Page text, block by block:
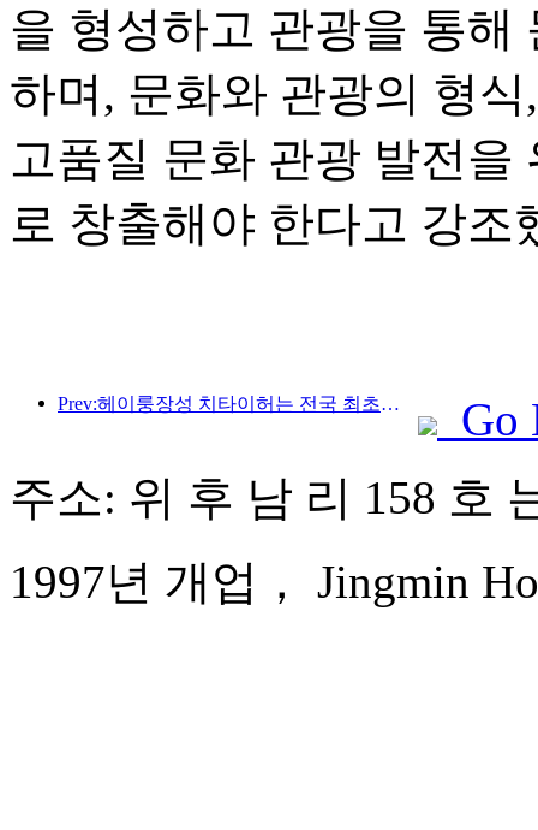
을 형성하고 관광을 통해
하며, 문화와 관광의 형
고품질 문화 관광 발전
로 창출해야 한다고 강조
Prev:헤이룽장성 치타이허는 전국 최초로 빙설산업 조례를 발표해 AI와 빙설 스포츠의 융합을 장려했습니다.
Go
주소: 위 후 남 리 158 호
1997년 개업， Jingmin